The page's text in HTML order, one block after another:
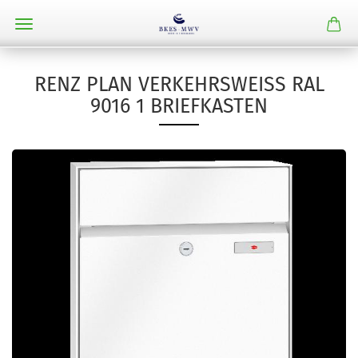
RENZ PLAN VERKEHRSWEISS RAL 9
016 1 BRIEFKASTEN